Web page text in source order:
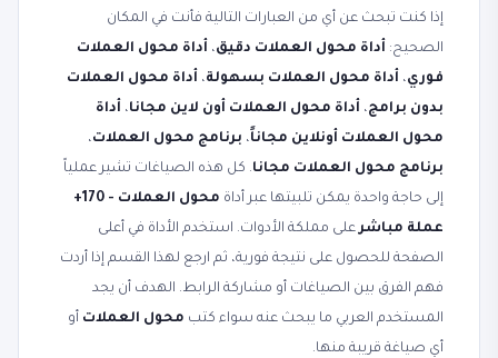
إذا كنت تبحث عن أي من العبارات التالية فأنت في المكان
الصحيح: أداة محول العملات دقيق، أداة محول العملات
فوري، أداة محول العملات بسهولة، أداة محول العملات
بدون برامج، أداة محول العملات أون لاين مجانا، أداة
محول العملات أونلاين مجاناً، برنامج محول العملات،
برنامج محول العملات مجانا. كل هذه الصياغات تشير عملياً
إلى حاجة واحدة يمكن تلبيتها عبر أداة
محول العملات - 170+
عملة مباشرعلى مملكة الأدوات. استخدم الأداة في أعلى
الصفحة للحصول على نتيجة فورية، ثم ارجع لهذا القسم إذا أردت
فهم الفرق بين الصياغات أو مشاركة الرابط. الهدف أن يجد
المستخدم العربي ما يبحث عنه سواء كتب محول العملات أو
أي صياغة قريبة منها.